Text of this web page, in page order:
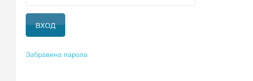
Забравена парола